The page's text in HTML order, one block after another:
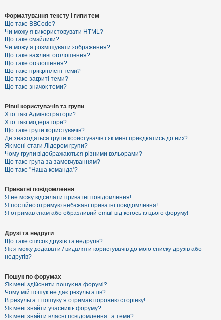
П
о
ш
у
к
Д
о
п
о
г
а
Форматування тексту і типи тем
Що таке BBCode?
Чи можу я використовувати HTML?
Що таке смайлики?
Чи можу я розміщувати зображення?
Що таке важливі оголошення?
Що таке оголошення?
Що таке прикріплені теми?
Що таке закриті теми?
Що таке значок теми?
Рівні користувачів та групи
Хто такі Адміністратори?
Хто такі модератори?
Що таке групи користувачів?
Де знаходяться групи користувачів і як мені приєднатись до них?
Як мені стати Лідером групи?
Чому групи відображаються різними кольорами?
Що таке група за замовчуванням?
Що таке "Наша команда"?
Приватні повідомлення
Я не можу відсилати приватні повідомлення!
Я постійно отримую небажані приватні повідомлення!
Я отримав спам або образливий email від когось із цього форуму!
Друзі та недруги
Що таке список друзів та недругів?
Як я можу додавати / видаляти користувачів до мого списку друзів або
недругів?
Пошук по форумах
Як мені здійснити пошук на форумі?
Чому мій пошук не дає результатів?
В результаті пошуку я отримав порожню сторінку!
Як мені знайти учасників форуму?
Як мені знайти власні повідомлення та теми?